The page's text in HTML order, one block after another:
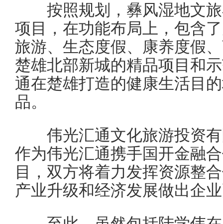
按照规划，彝风湿地文旅
项目，在功能布局上，包含
旅游、生态度假、康养度假
楚雄北部新城的精品项目和
通在楚雄打造的健康生活目
品。
伟光汇通文化旅游投资有
作为伟光汇通携手国开金融
目，双方将着力发挥资源整
产业升级和经济发展做出企